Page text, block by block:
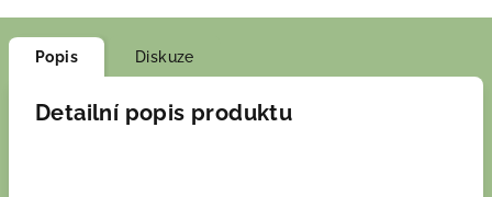
Popis Diskuze
Detailní popis produktu